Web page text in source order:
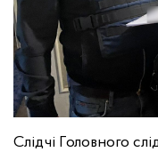
Слідчі Головного